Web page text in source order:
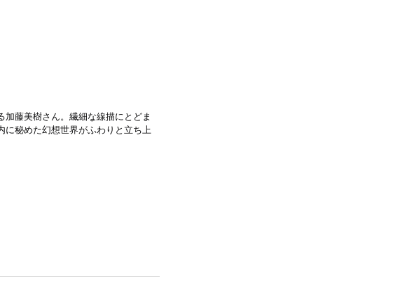
藤美樹さん。繊細な線描にとどま
に秘めた幻想世界がふわりと立ち上